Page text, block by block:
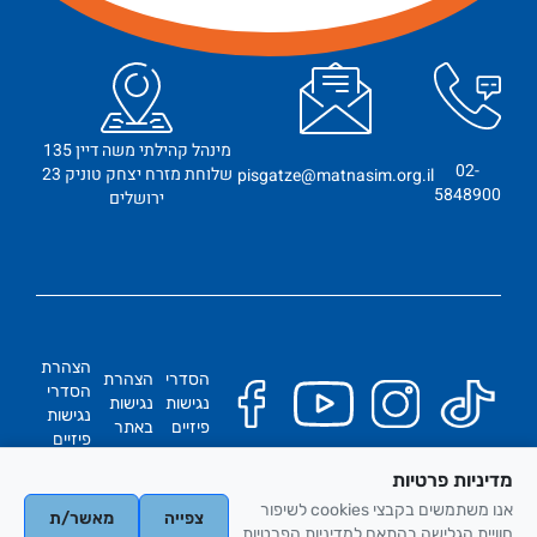
02-
5848900
pisgatze@matnasim.org.il
מינהל קהילתי משה דיין 135
שלוחת מזרח יצחק טוניק 23
ירושלים
הסדרי
נגישות
פיזיים
הצהרת
נגישות
באתר
הצהרת
הסדרי
נגישות
פיזיים
כל הזכויות שמורות
מדיניות פרטיות
אנו משתמשים בקבצי cookies לשיפור
צפייה מאשר/ת